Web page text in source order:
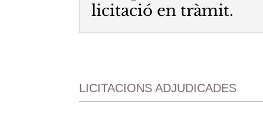
licitació en tràmit.
LICITACIONS ADJUDICADES